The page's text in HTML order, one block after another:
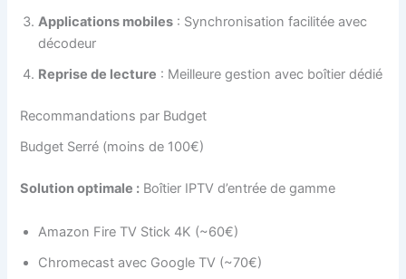
Applications mobiles : Synchronisation facilitée avec
décodeur
Reprise de lecture : Meilleure gestion avec boîtier dédié
Recommandations par Budget
Budget Serré (moins de 100€)
Solution optimale : Boîtier IPTV d’entrée de gamme
Amazon Fire TV Stick 4K (~60€)
Chromecast avec Google TV (~70€)